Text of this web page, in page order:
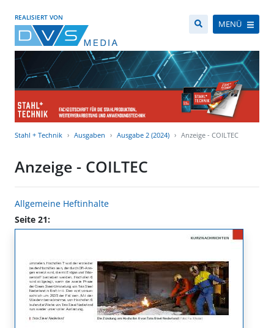
REALISIERT VON
MENÜ
Stahl + Technik Ausgaben Ausgabe 2 (2024) Anzeige - COILTEC
Anzeige - COILTEC
Allgemeine Heftinhalte
Seite 21: